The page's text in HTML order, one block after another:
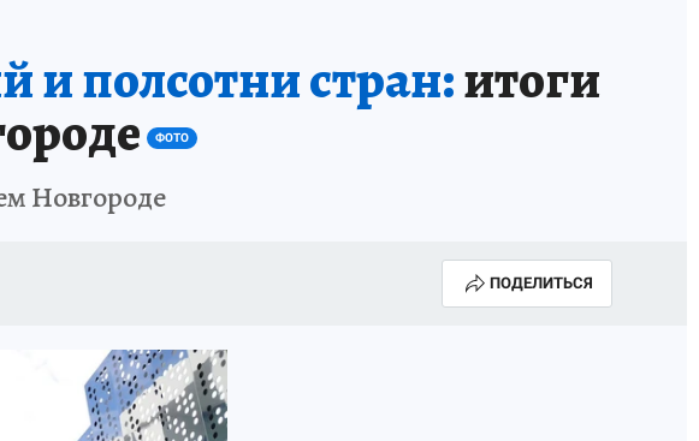
и полсотни стран:итоги
ФОТО
Новгороде
ПОДЕЛИТЬСЯ